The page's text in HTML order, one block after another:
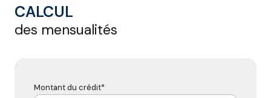
CALCUL
des mensualités
Montant du crédit*